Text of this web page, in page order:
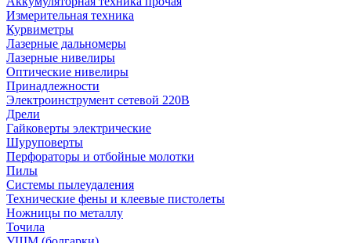
Измерительная техника
Курвиметры
Лазерные дальномеры
Лазерные нивелиры
Оптические нивелиры
Принадлежности
Электроинструмент сетевой 220В
Дрели
Гайковерты электрические
Шуруповерты
Перфораторы и отбойные молотки
Пилы
Системы пылеудаления
Технические фены и клеевые пистолеты
Ножницы по металлу
Точила